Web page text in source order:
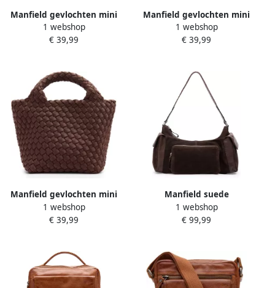
Manfield gevlochten mini
handtas taupe
1 webshop
€ 39,99
Manfield gevlochten mini
handtas bordeauxrood
1 webshop
€ 39,99
Manfield gevlochten mini
handtas donkerbruin
1 webshop
€ 39,99
Manfield suede
schoudertas donkerbruin
1 webshop
€ 99,99